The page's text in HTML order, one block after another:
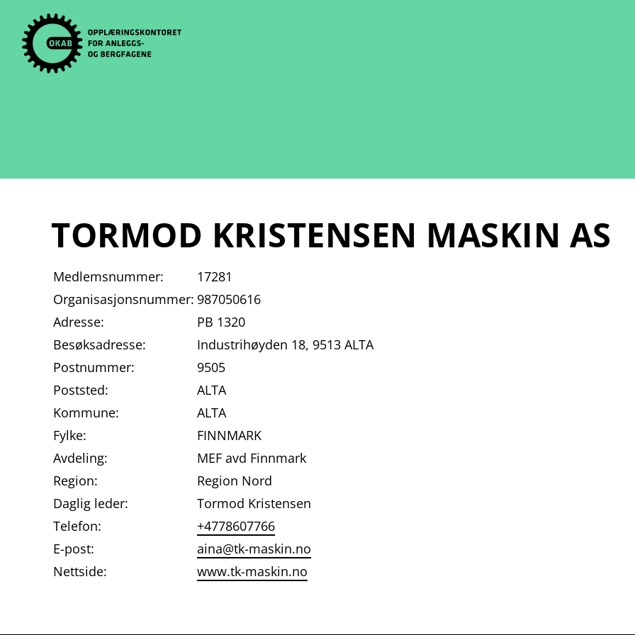
content
TORMOD KRISTENSEN MASKIN AS
Medlemsnummer:
17281
Organisasjonsnummer: 987050616
Adresse:
PB 1320
Besøksadresse:
Industrihøyden 18, 9513 ALTA
Postnummer:
9505
Poststed:
ALTA
Kommune:
ALTA
Fylke:
FINNMARK
Avdeling:
MEF avd Finnmark
Region:
Region Nord
Daglig leder:
Tormod Kristensen
Telefon:
+4778607766
E-post:
aina@tk-maskin.no
Nettside:
www.tk-maskin.no